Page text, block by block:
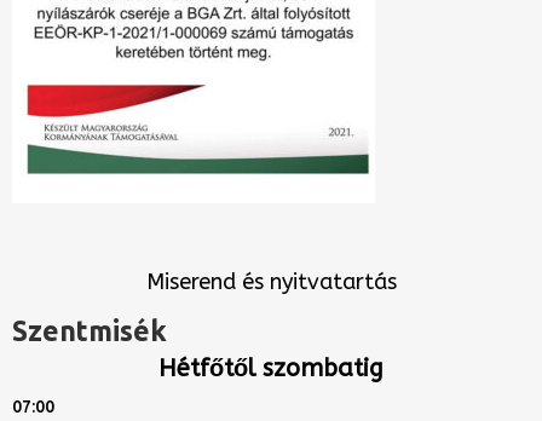
Miserend és nyitvatartás
Szentmisék
Hétfőtől szombatig
07:00